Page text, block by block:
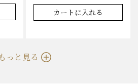
カートに入れる
もっと見る